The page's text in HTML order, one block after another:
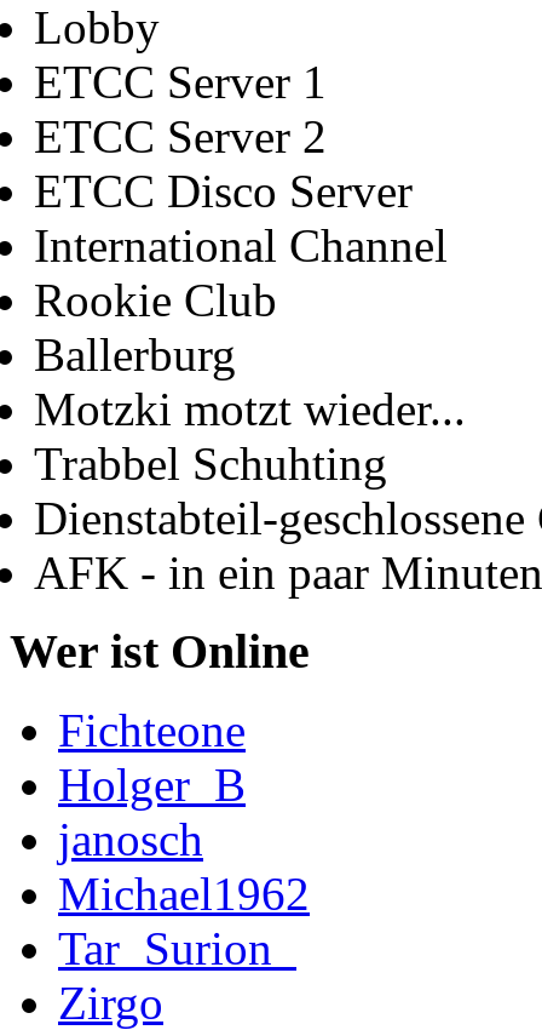
Lobby
ETCC Server 1
ETCC Server 2
ETCC Disco Server
International Channel
Rookie Club
Ballerburg
Motzki motzt wieder...
Trabbel Schuhting
Dienstabteil-geschlossene
AFK - in ein paar
Wer ist Online
Fichteone
Holger_B
janosch
Michael1962
Tar_Surion_
Zirgo